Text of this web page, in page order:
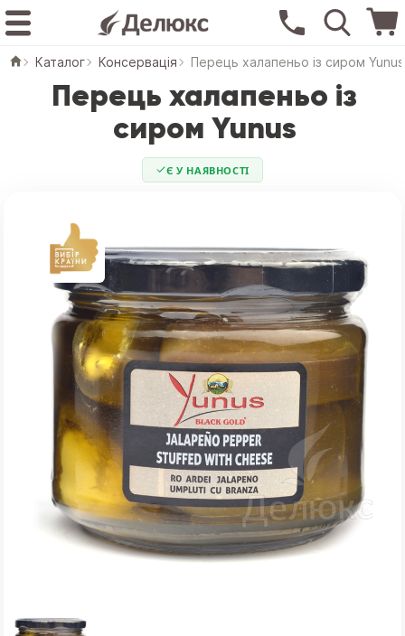
Каталог Консервація Перець халапеньо із сиром Yunus
Перець халапеньо із
сиром Yunus
Є У НАЯВНОСТІ